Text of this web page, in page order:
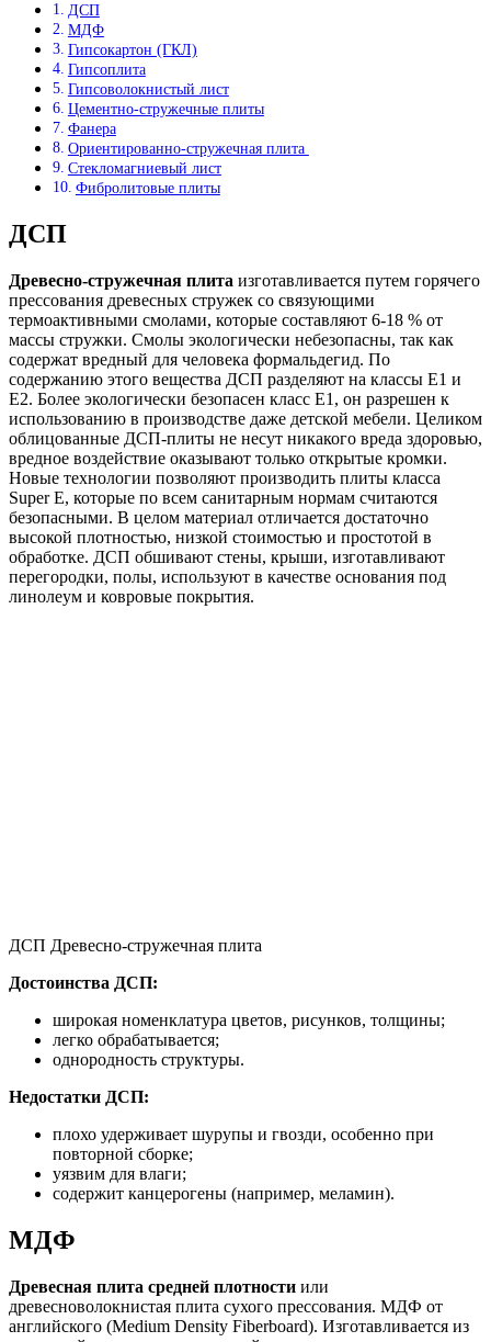
ДСП
МДФ
Гипсокартон (ГКЛ)
Гипсоплита
Гипсоволокнистый лист
Цементно-стружечные плиты
Фанера
Ориентированно-стружечная плита
Стекломагниевый лист
Фибролитовые плиты
ДСП
Древесно-стружечная плита изготавливается путем горячего
прессования древесных стружек со связующими
термоактивными смолами, которые составляют 6-18 % от
массы стружки. Смолы экологически небезопасны, так как
содержат вредный для человека формальдегид. По
содержанию этого вещества ДСП разделяют на классы E1 и
Е2. Более экологически безопасен класс E1, он разрешен к
использованию в производстве даже детской мебели. Целиком
облицованные ДСП-плиты не несут никакого вреда здоровью,
вредное воздействие оказывают только открытые кромки.
Новые технологии позволяют производить плиты класса
Super Е, которые по всем санитарным нормам считаются
безопасными. В целом материал отличается достаточно
высокой плотностью, низкой стоимостью и простотой в
обработке. ДСП обшивают стены, крыши, изготавливают
перегородки, полы, используют в качестве основания под
линолеум и ковровые покрытия.
ДСП Древесно-стружечная плита
Достоинства ДСП:
широкая номенклатура цветов, рисунков, толщины;
легко обрабатывается;
однородность структуры.
Недостатки ДСП:
плохо удерживает шурупы и гвозди, особенно при
повторной сборке;
уязвим для влаги;
содержит канцерогены (например, меламин).
МДФ
Древесная плита средней плотности или
древесноволокнистая плита сухого прессования. МДФ от
английского (Medium Density Fiberboard). Изготавливается из